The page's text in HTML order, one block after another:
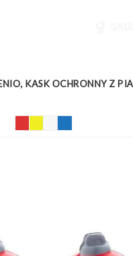
KASK OCHRONNY Z